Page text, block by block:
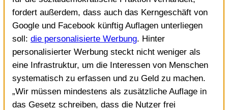
fordert außerdem, dass auch das Kerngeschäft von
Google und Facebook künftig Auflagen unterliegen
soll: die personalisierte Werbung. Hinter
personalisierter Werbung steckt nicht weniger als
eine Infrastruktur, um die Interessen von Menschen
systematisch zu erfassen und zu Geld zu machen.
„Wir müssen mindestens als zusätzliche Auflage in
das Gesetz schreiben, dass die Nutzer frei